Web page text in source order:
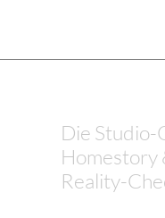
Die Studio-
Homestory
Reality-